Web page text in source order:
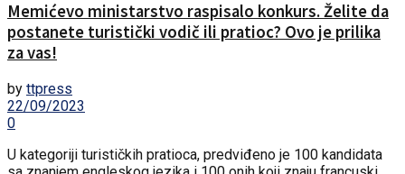
Memićevo ministarstvo raspisalo konkurs. Želite da
postanete turistički vodič ili pratioc? Ovo je prilika
za vas!
by ttpress
22/09/2023
0
U kategoriji turističkih pratioca, predviđeno je 100 kandidata